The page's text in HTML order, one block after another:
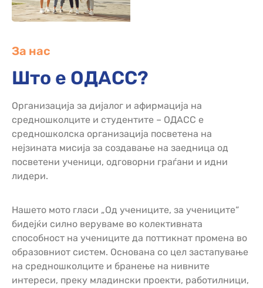
За нас
Што е ОДАСС?
Организација за дијалог и афирмација на
средношколците и студентите – ОДАСС е
средношколска организација посветена на
нејзината мисија за создавање на заедница од
посветени ученици, одговорни граѓани и идни
лидери.
Нашето мото гласи „Од учениците, за учениците“
бидејќи силно веруваме во колективната
способност на учениците да поттикнат промена во
образовниот систем. Основана со цел застапување
на средношколците и бранење на нивните
интереси, преку младински проекти, работилници,